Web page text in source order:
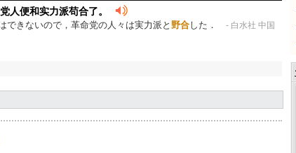
人便和实力派苟合了。
できないので，革命党の人々は実力派と 野合した．
- 白水社 中国